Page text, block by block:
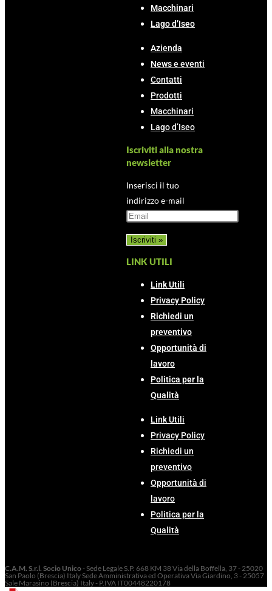
Macchinari
Lago d’Iseo
Azienda
News e eventi
Contatti
Prodotti
Macchinari
Lago d’Iseo
Iscriviti alla nostra
newsletter
Inserisci il tuo
indirizzo e-mail
LINK UTILI
Link Utili
Privacy Policy
Richiedi un
preventivo
Opportunità di
lavoro
Politica per la
Qualità
Link Utili
Privacy Policy
Richiedi un
preventivo
Opportunità di
lavoro
Politica per la
Qualità
C.A.M. S.r.l. Socio Unico- Sede Legale S.P. 668 KM 38 Via della Boffella, 37 - 25020
San Paolo (Brescia) Italy Sede Amministrativa ed Operativa Via Giardino, 3 - 25057
Sale Marasino (Brescia) Italy - P.IVA IT00448220178